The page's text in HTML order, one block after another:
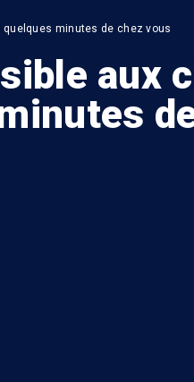
quelques minutes de chez vous
aux